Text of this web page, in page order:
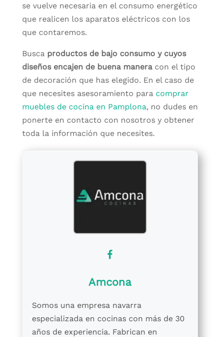
se vuelve necesaria en el consumo energético
que realicen los aparatos eléctricos con los
que contaremos.
Busca productos de bajo consumo y cuyos
diseños encajen de buena maneracon el tipo
de decoración que has elegido. En el caso de
que necesites asesoramiento para comprar
muebles de cocina en Pamplona, no dudes en
ponerte en contacto con nosotros y obtener
toda la información que necesites.
Amcona
Somos una empresa navarra
especializada en cocinas con más de 30
años de experiencia. Fabrican en